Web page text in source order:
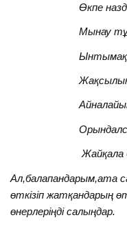
Өкпе назды
Мынау
Ынтымақ пен
Жақсылыққа
Айналайын
Орындалсын
Жайқала
Ал,балапандарым,ата
өткізіп жатқандарың
өнерлеріңді салыңдар.